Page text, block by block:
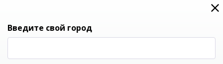
0
Введите свой город